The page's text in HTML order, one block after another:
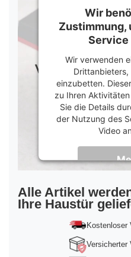
Wir
Zustimmung,
Service
Wir verwenden
Drittanbieters,
einzubetten.
zu Ihren
Sie die Details
der Nutzung des
Video
powered by
Management
Alle Artikel
Ihre Haustür
Kostenloser
Versicherter